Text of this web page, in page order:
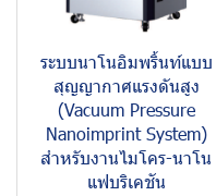
ระบบนาโนอิมพริ้นท์แบบ
สุญญากาศแรงดันสูง
(Vacuum Pressure
Nanoimprint System)
สำหรับงานไมโคร-นาโน
แฟบริเคชัน